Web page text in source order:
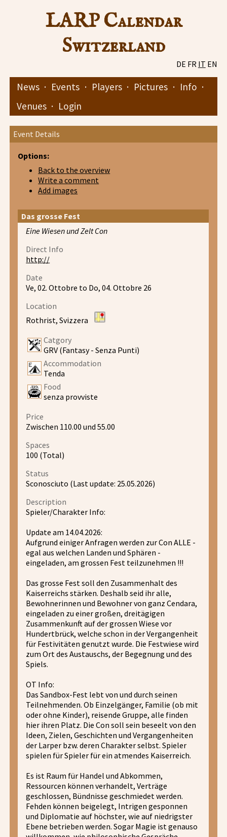
LARP Calendar
Switzerland
DE FR IT EN
News · Events · Players · Pictures · Info ·
Venues · Login
Event Details
Options:
Back to the overview
Write a comment
Add images
Das grosse Fest
Eine Wiesen und Zelt Con
Direct Info
http://
Date
Ve, 02. Ottobre to Do, 04. Ottobre 26
Location
Rothrist, Svizzera
Catgory
GRV (Fantasy - Senza Punti)
Accommodation
Tenda
Food
senza provviste
Price
Zwischen 110.00 und 55.00
Spaces
100 (Total)
Status
Sconosciuto (Last update: 25.05.2026)
Description
Spieler/Charakter Info:
Update am 14.04.2026:
Aufgrund einiger Anfragen werden zur Con ALLE -
egal aus welchen Landen und Sphären -
eingeladen, am grossen Fest teilzunehmen !!!
Das grosse Fest soll den Zusammenhalt des
Kaiserreichs stärken. Deshalb seid ihr alle,
Bewohnerinnen und Bewohner von ganz Cendara,
eingeladen zu einer großen, dreitägigen
Zusammenkunft auf der grossen Wiese vor
Hundertbrück, welche schon in der Vergangenheit
für Festivitäten genutzt wurde. Die Festwiese wird
zum Ort des Austauschs, der Begegnung und des
Spiels.
OT Info:
Das Sandbox-Fest lebt von und durch seinen
Teilnehmenden. Ob Einzelgänger, Familie (ob mit
oder ohne Kinder), reisende Gruppe, alle finden
hier ihren Platz. Die Con soll sein beseelt von den
Ideen, Zielen, Geschichten und Vergangenheiten
der Larper bzw. deren Charakter selbst. Spieler
spielen für Spieler für ein atmendes Kaiserreich.
Es ist Raum für Handel und Abkommen,
Ressourcen können verhandelt, Verträge
geschlossen, Bündnisse geschmiedet werden.
Fehden können beigelegt, Intrigen gesponnen
und Diplomatie auf höchster, wie auf niedrigster
Ebene betrieben werden. Sogar Magie ist genauso